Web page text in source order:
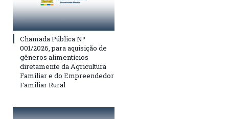
Chamada Pública Nº
001/2026, para aquisição de
gêneros alimentícios
diretamente da Agricultura
Familiar e do Empreendedor
Familiar Rural